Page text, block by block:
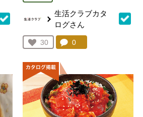
生活クラブカタ
ログさん
お気に入り登録：
30
人が登録
コメント：
0件。コメントを見る。